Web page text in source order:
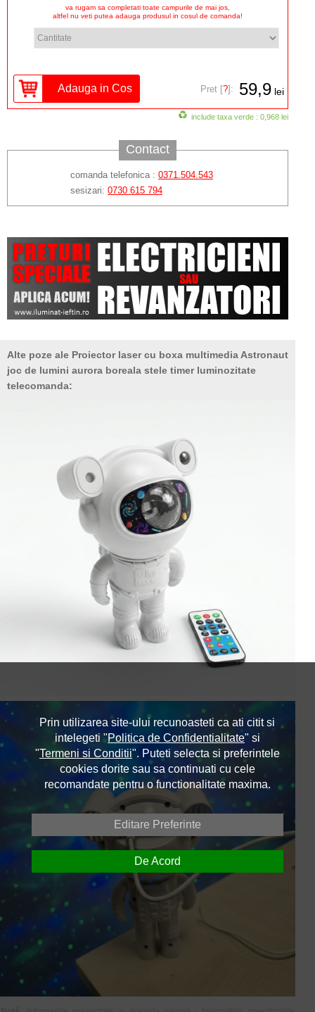
va rugam sa completati toate campurile de mai jos,
altfel nu veti putea adauga produsul in cosul de comanda!
Pret [?]: 59,9 lei
include taxa verde : 0,968 lei
Contact
comanda telefonica : 0371.504.543
sesizari: 0730 615 794
Alte poze ale Proiector laser cu boxa multimedia Astronaut
joc de lumini aurora boreala stele timer luminozitate
telecomanda:
Prin utilizarea site-ului recunoasteti ca ati citit si
intelegeti "Politica de Confidentialitate" si
"Termeni si Conditii". Puteti selecta si preferintele
cookies dorite sau sa continuati cu cele
recomandate pentru o functionalitate maxima.
Editare Preferinte
De Acord